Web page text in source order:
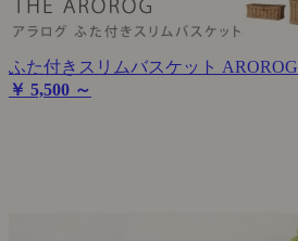
ふた付きスリムバスケット AROROG
￥ 5,500 ～